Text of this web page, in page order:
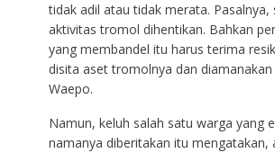
tidak adil atau tidak merata. Pasalnya,
aktivitas tromol dihentikan. Bahkan
yang membandel itu harus terima
disita aset tromolnya dan
Waepo.
Namun, keluh salah satu warga yang
namanya diberitakan itu mengatakan,